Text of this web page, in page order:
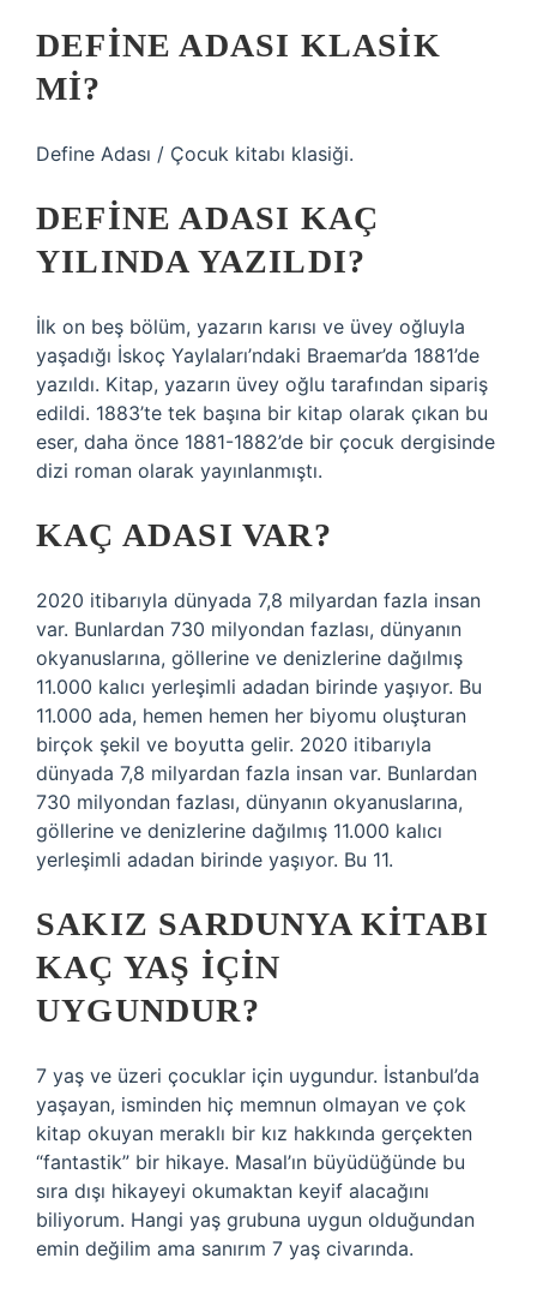
DEFINE ADASI KLASIK
MI?
Define Adası / Çocuk kitabı klasiği.
DEFINE ADASI KAÇ
YILINDA YAZILDI?
İlk on beş bölüm, yazarın karısı ve üvey oğluyla
yaşadığı İskoç Yaylaları’ndaki Braemar’da 1881’de
yazıldı. Kitap, yazarın üvey oğlu tarafından sipariş
edildi. 1883’te tek başına bir kitap olarak çıkan bu
eser, daha önce 1881-1882’de bir çocuk dergisinde
dizi roman olarak yayınlanmıştı.
KAÇ ADASI VAR?
2020 itibarıyla dünyada 7,8 milyardan fazla insan
var. Bunlardan 730 milyondan fazlası, dünyanın
okyanuslarına, göllerine ve denizlerine dağılmış
11.000 kalıcı yerleşimli adadan birinde yaşıyor. Bu
11.000 ada, hemen hemen her biyomu oluşturan
birçok şekil ve boyutta gelir. 2020 itibarıyla
dünyada 7,8 milyardan fazla insan var. Bunlardan
730 milyondan fazlası, dünyanın okyanuslarına,
göllerine ve denizlerine dağılmış 11.000 kalıcı
yerleşimli adadan birinde yaşıyor. Bu 11.
SAKIZ SARDUNYA KITABI
KAÇ YAŞ IÇIN
UYGUNDUR?
7 yaş ve üzeri çocuklar için uygundur. İstanbul’da
yaşayan, isminden hiç memnun olmayan ve çok
kitap okuyan meraklı bir kız hakkında gerçekten
“fantastik” bir hikaye. Masal’ın büyüdüğünde bu
sıra dışı hikayeyi okumaktan keyif alacağını
biliyorum. Hangi yaş grubuna uygun olduğundan
emin değilim ama sanırım 7 yaş civarında.